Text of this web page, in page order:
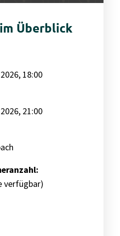
Überblick
18:00
21:00
verfügbar)